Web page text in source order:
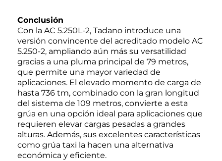
Conclusión
Con la AC 5.250L-2, Tadano introduce una
versión convincente del acreditado modelo AC
5.250-2, ampliando aún más su versatilidad
gracias a una pluma principal de 79 metros,
que permite una mayor variedad de
aplicaciones. El elevado momento de carga de
hasta 736 tm, combinado con la gran longitud
del sistema de 109 metros, convierte a esta
grúa en una opción ideal para aplicaciones que
requieren elevar cargas pesadas a grandes
alturas. Además, sus excelentes características
como grúa taxi la hacen una alternativa
económica y eficiente.